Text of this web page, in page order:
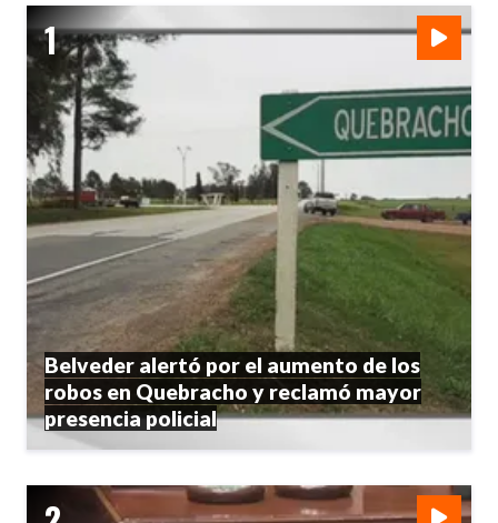
Belveder alertó por el aumento de los
robos en Quebracho y reclamó mayor
presencia policial